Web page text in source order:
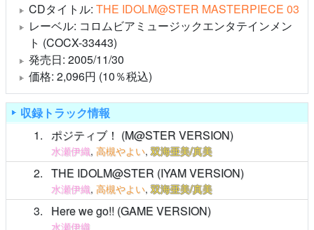
CDタイトル: THE IDOLM@STER MASTERPIECE 03
レーベル: コロムビアミュージックエンタテインメン
ト (COCX-33443)
発売日: 2005/11/30
価格: 2,096円 (10％税込)
収録トラック情報
1
ポジティブ！ (M@STER VERSION)
水瀬伊織, 高槻やよい,双海亜美/真美
2 THE IDOLM@STER (IYAM VERSION)
水瀬伊織, 高槻やよい,双海亜美/真美
3 Here we go!! (GAME VERSION)
水瀬伊織